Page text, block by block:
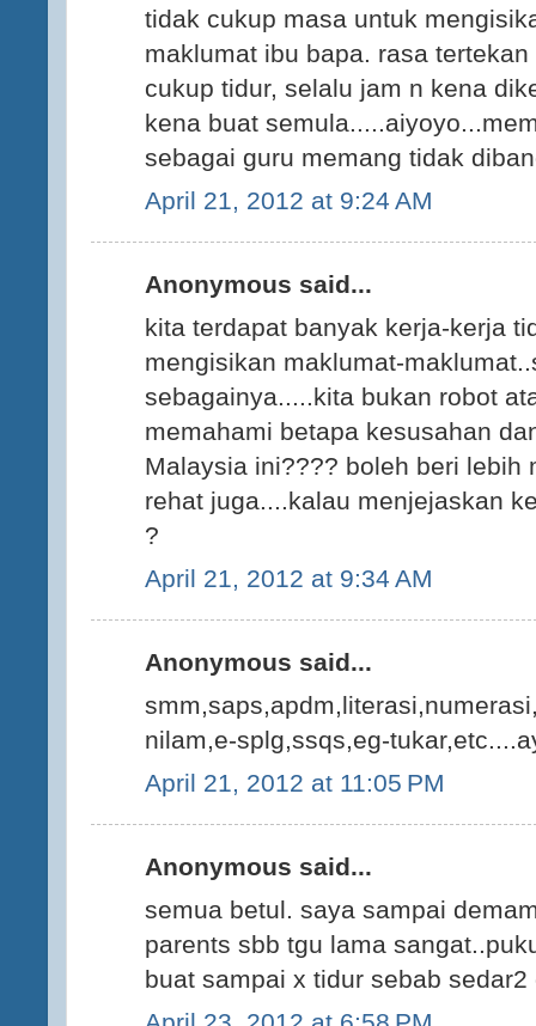
tidak cukup masa untuk
maklumat ibu bapa. rasa
cukup tidur, selalu jam n kena
kena buat
sebagai guru memang tidak
April 21, 2012 at 9:24 AM
Anonymous said...
kita terdapat banyak kerja-kerja
mengisikan maklumat-
sebagainya.....kita bukan robot
memahami betapa kesusahan
Malaysia ini???? boleh beri lebih
rehat juga....kalau menjejaskan
?
April 21, 2012 at 9:34 AM
Anonymous said...
nilam,e-splg,ssqs,eg-
April 21, 2012 at 11:05 PM
Anonymous said...
semua betul. saya sampai
parents sbb tgu lama
buat sampai x tidur sebab